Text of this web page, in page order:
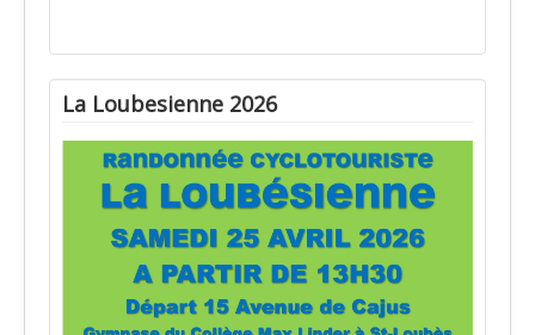
La Loubesienne 2026